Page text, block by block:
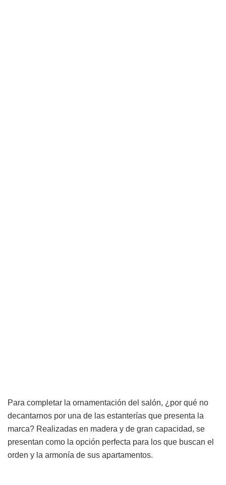
Para completar la ornamentación del salón, ¿por qué no
decantarnos por una de las estanterías que presenta la
marca? Realizadas en madera y de gran capacidad, se
presentan como la opción perfecta para los que buscan el
orden y la armonía de sus apartamentos.